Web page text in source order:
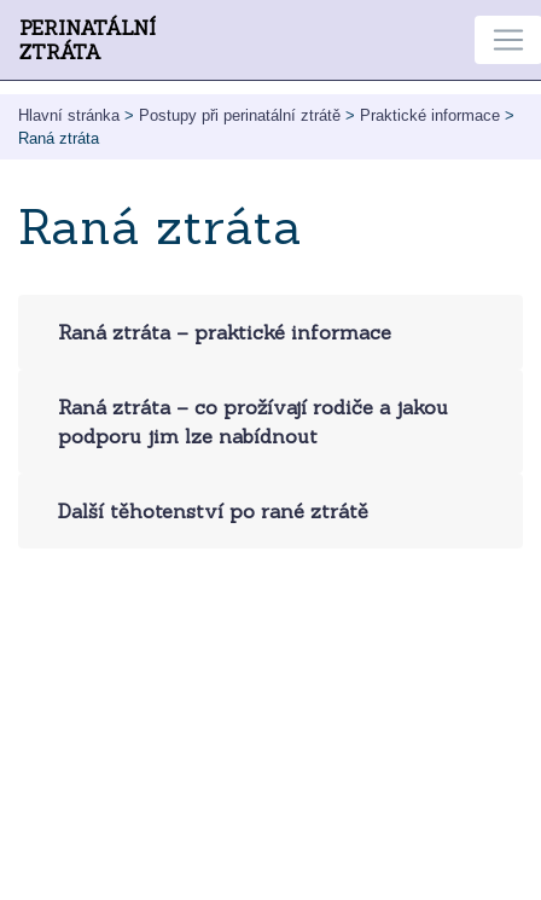
PERINATÁLNÍ
ZTRÁTA
Hlavní stránka> Postupy při perinatální ztrátě > Praktické informace >
Raná ztráta
Raná ztráta
Raná ztráta – praktické informace
Raná ztráta – co prožívají rodiče a jakou
podporu jim lze nabídnout
Další těhotenství po rané ztrátě